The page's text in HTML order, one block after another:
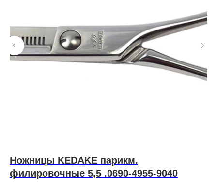
Ножницы KEDAKE парикм.
филировочные 5,5 .0690-4955-9040